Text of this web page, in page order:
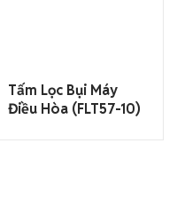
Tấm Lọc Bụi Máy
Điều Hòa (FLT57-10)